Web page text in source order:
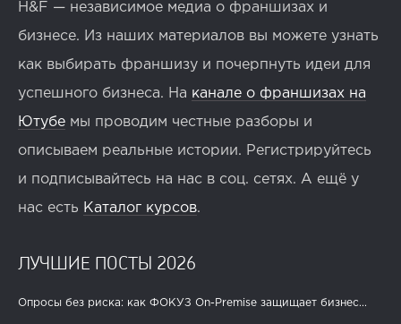
H&F — независимое медиа о франшизах и
бизнесе. Из наших материалов вы можете узнать
как выбирать франшизу и почерпнуть идеи для
успешного бизнеса. На канале о франшизах на
Ютубе мы проводим честные разборы и
описываем реальные истории. Регистрируйтесь
и подписывайтесь на нас в соц. сетях. А ещё у
нас есть Каталог курсов.
ЛУЧШИЕ ПОСТЫ 2026
Опросы без риска: как ФОКУЗ On-Premise защищает бизнес...